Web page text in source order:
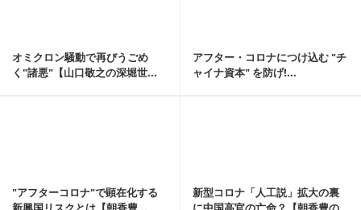
オミクロン騒動で再びうごめ
く"諸悪"【山口敬之の深堀世...
アフター・コロナにつけ込む "チ
ャイナ資本" を防げ!...
"アフターコロナ"で顕在化する
新型コロナ「人工説」拡大の裏